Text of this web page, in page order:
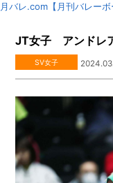
月バレ.com【月刊バレーボ
JT女子 アンドレ
SV女子